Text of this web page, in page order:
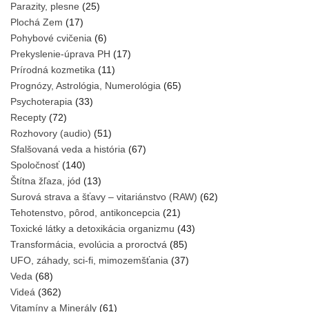
Parazity, plesne (25)
Plochá Zem (17)
Pohybové cvičenia (6)
Prekyslenie-úprava PH (17)
Prírodná kozmetika (11)
Prognózy, Astrológia, Numerológia (65)
Psychoterapia (33)
Recepty (72)
Rozhovory (audio) (51)
Sfalšovaná veda a história (67)
Spoločnosť(140)
Štítna žľaza, jód (13)
Surová strava a šťavy – vitariánstvo (RAW) (62)
Tehotenstvo, pôrod, antikoncepcia (21)
Toxické látky a detoxikácia organizmu (43)
Transformácia, evolúcia a proroctvá (85)
UFO, záhady, sci-fi, mimozemšťania (37)
Veda (68)
Videá (362)
Vitamíny a Minerály (61)